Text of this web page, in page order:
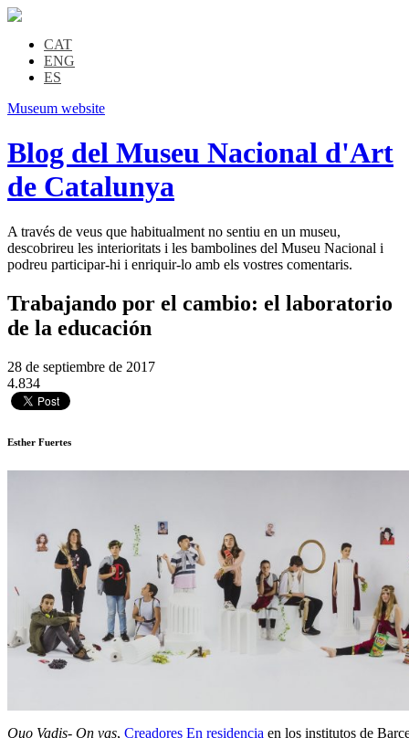
CAT
ENG
ES
Museum website
Blog del Museu Nacional d'Art
de Catalunya
A través de veus que habitualment no sentiu en un museu,
descobrireu les interioritats i les bambolines del Museu Nacional i
podreu participar-hi i enriquir-lo amb els vostres comentaris.
Trabajando por el cambio: el laboratorio
de la educación
28 de septiembre de 2017
4.834
Esther Fuertes
Quo Vadis- On vas, Creadores En residencia en los institutos de